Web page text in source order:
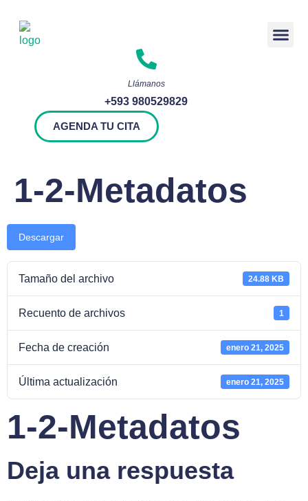
Llámanos
+593 980529829
AGENDA TU CITA
1-2-Metadatos
Descargar
Tamaño del archivo 24.88 KB
Recuento de archivos 1
Fecha de creación enero 21, 2025
Última actualización enero 21, 2025
1-2-Metadatos
Deja una respuesta